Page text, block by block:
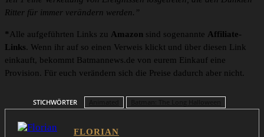
Ritter für immer verändern werden.”
*Alle aufgeführten Links zu Amazon sind sogenannte Affiliate-
Links. Wenn ihr auf so einen Verweis klickt und über diesen Link
einkauft, bekommt Batmannews.de von eurem Einkauf eine
Provision. Für euch verändern sich die Preise dadurch aber nicht.
STICHWÖRTER
FLORIAN